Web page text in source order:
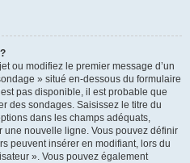
ou modifiez le premier message d’un
» situé en-dessous du formulaire
pas disponible, il est probable que
des sondages. Saisissez le titre du
dans les champs adéquats,
nouvelle ligne. Vous pouvez définir
peuvent insérer en modifiant, lors du
». Vous pouvez également